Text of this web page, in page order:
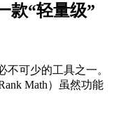
款“轻量级”
不可少的工具之一。
Math）虽然功能